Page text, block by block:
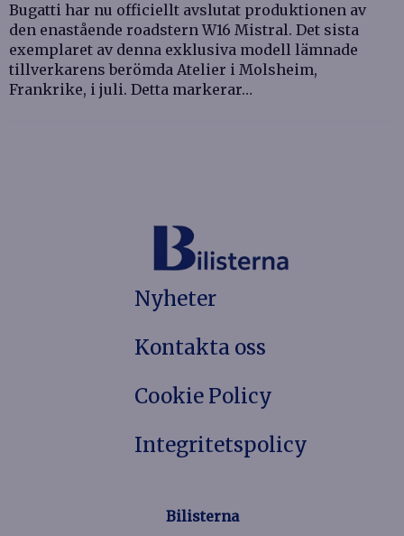
Bugatti har nu officiellt avslutat produktionen av
den enastående roadstern W16 Mistral. Det sista
exemplaret av denna exklusiva modell lämnade
tillverkarens berömda Atelier i Molsheim,
Frankrike, i juli. Detta markerar…
Nyheter
Kontakta oss
Cookie Policy
Integritetspolicy
Bilisterna